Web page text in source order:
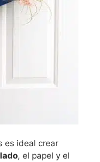
es ideal crear
, el papel y el